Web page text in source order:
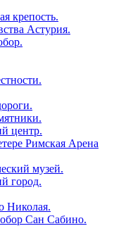
крепость.
Астурия.
центр.
Римская Арена
музей.
город.
Николая.
Сан Сабино.